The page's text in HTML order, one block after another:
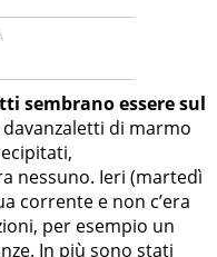
sembrano essere sul
di marmo
nessuno. Ieri (martedì
corrente e non c’era
per esempio un
In più sono stati